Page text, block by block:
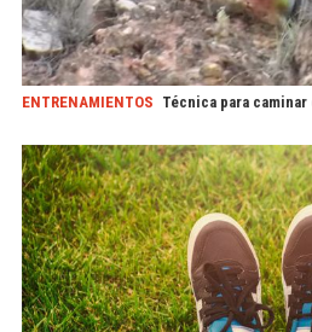
ENTRENAMIENTOS Técnica para